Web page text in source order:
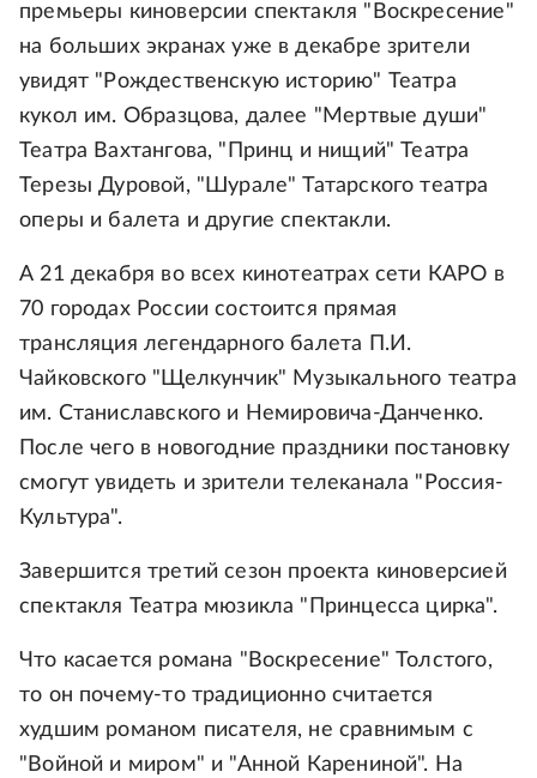
премьеры киноверсии спектакля "Воскресение"
на больших экранах уже в декабре зрители
увидят "Рождественскую историю" Театра
кукол им. Образцова, далее "Мертвые души"
Театра Вахтангова, "Принц и нищий" Театра
Терезы Дуровой, "Шурале" Татарского театра
оперы и балета и другие спектакли.
А 21 декабря во всех кинотеатрах сети КАРО в
70 городах России состоится прямая
трансляция легендарного балета П.И.
Чайковского "Щелкунчик" Музыкального театра
им. Станиславского и Немировича-Данченко.
После чего в новогодние праздники постановку
смогут увидеть и зрители телеканала "Россия-
Культура".
Завершится третий сезон проекта киноверсией
спектакля Театра мюзикла "Принцесса цирка".
Что касается романа "Воскресение" Толстого,
то он почему-то традиционно считается
худшим романом писателя, не сравнимым с
"Войной и миром" и "Анной Карениной". На